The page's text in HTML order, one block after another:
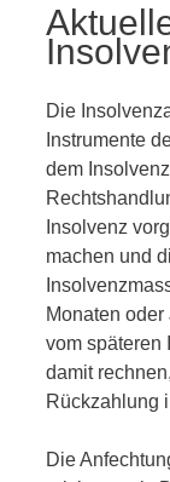
Die
Instrumente
dem
Insolvenz
machen und
Monaten
vom späteren
damit
Rückzahlung
Die